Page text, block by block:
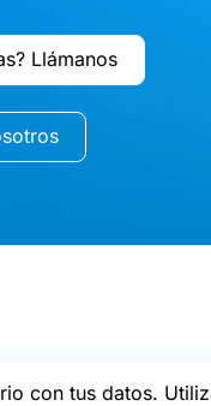
Llámanos
con tus datos.